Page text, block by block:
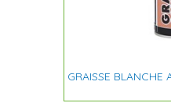
GRAISSE BLANCHE